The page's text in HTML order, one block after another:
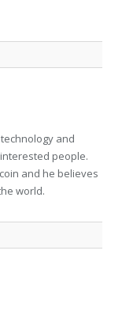
and
people.
and he believes
world.